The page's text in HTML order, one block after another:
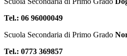
Tel.: 06 96000049
Scuola Secondaria di Primo Grado
Tel.: 0773 369857